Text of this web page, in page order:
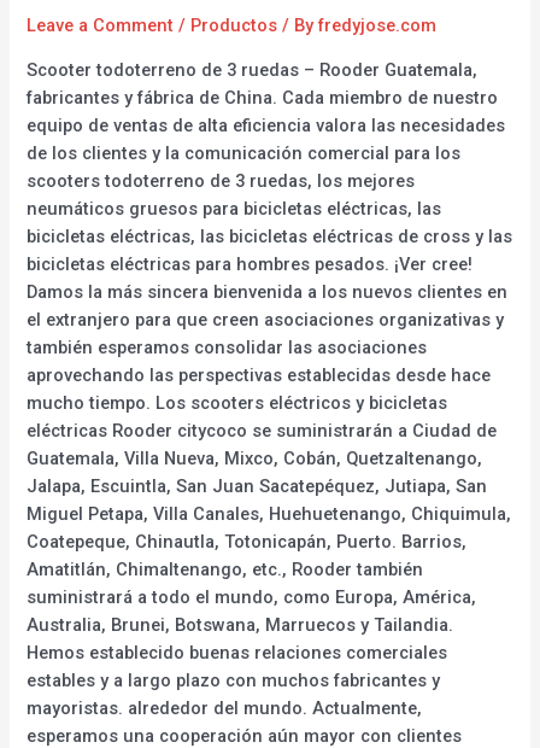
Leave a Comment / Productos / Byfredyjose.com
Scooter todoterreno de 3 ruedas – Rooder Guatemala,
fabricantes y fábrica de China. Cada miembro de nuestro
equipo de ventas de alta eficiencia valora las necesidades
de los clientes y la comunicación comercial para los
scooters todoterreno de 3 ruedas, los mejores
neumáticos gruesos para bicicletas eléctricas, las
bicicletas eléctricas, las bicicletas eléctricas de cross y las
bicicletas eléctricas para hombres pesados. ¡Ver cree!
Damos la más sincera bienvenida a los nuevos clientes en
el extranjero para que creen asociaciones organizativas y
también esperamos consolidar las asociaciones
aprovechando las perspectivas establecidas desde hace
mucho tiempo. Los scooters eléctricos y bicicletas
eléctricas Rooder citycoco se suministrarán a Ciudad de
Guatemala, Villa Nueva, Mixco, Cobán, Quetzaltenango,
Jalapa, Escuintla, San Juan Sacatepéquez, Jutiapa, San
Miguel Petapa, Villa Canales, Huehuetenango, Chiquimula,
Coatepeque, Chinautla, Totonicapán, Puerto. Barrios,
Amatitlán, Chimaltenango, etc., Rooder también
suministrará a todo el mundo, como Europa, América,
Australia, Brunei, Botswana, Marruecos y Tailandia.
Hemos establecido buenas relaciones comerciales
estables y a largo plazo con muchos fabricantes y
mayoristas. alrededor del mundo. Actualmente,
esperamos una cooperación aún mayor con clientes